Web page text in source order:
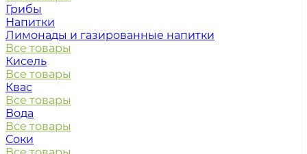
Грибы
Напитки
Лимонады и газированные напитки
Все товары
Кисель
Все товары
Квас
Все товары
Вода
Все товары
Соки